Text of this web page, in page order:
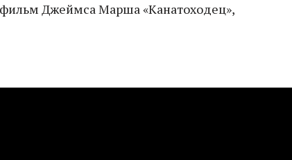
Джеймса Марша «Канатоходец»,